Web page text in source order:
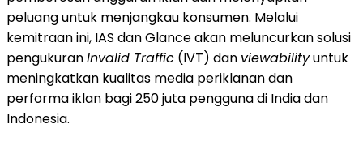
peluang untuk menjangkau konsumen. Melalui
kemitraan ini, IAS dan Glance akan meluncurkan solusi
pengukuranInvalid Traffic (IVT) dan viewabilityuntuk
meningkatkan kualitas media periklanan dan
performa iklan bagi 250 juta pengguna di Indiadan
Indonesia.